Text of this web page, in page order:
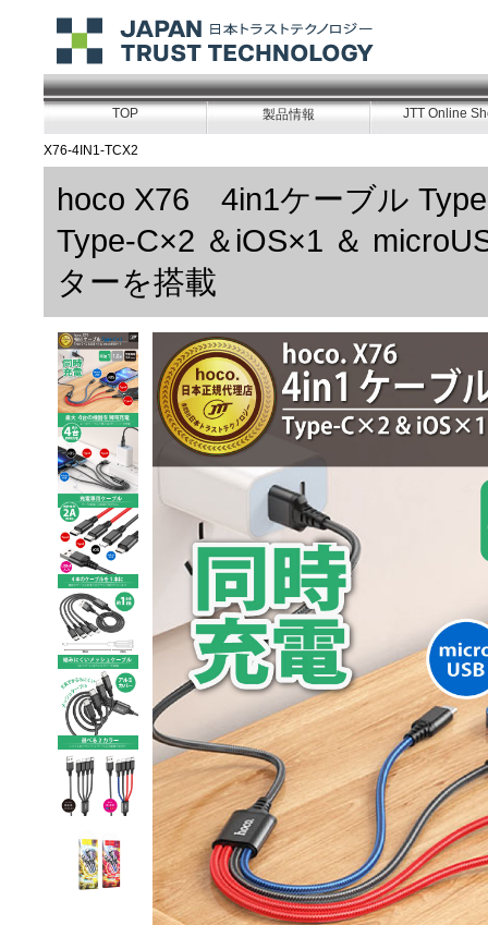
TOP 製品情報 JTT Online
X76-4IN1-TCX2
hoco X76 4in1ケーブル
Type-C×2 ＆iOS×1 ＆
ターを搭載